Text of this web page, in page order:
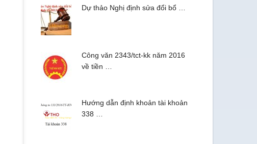
Dự thảo Nghị định sửa đổi bổ …
Công văn 2343/tct-kk năm 2016
về tiền …
Hướng dẫn định khoản tài khoản
338 …